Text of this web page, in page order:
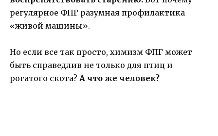
регулярное ФПГ разумная профилактика
«живой машины».
Но если все так просто, химизм ФПГ может
быть справедлив не только для птиц и
рогатого скота? А что же человек?